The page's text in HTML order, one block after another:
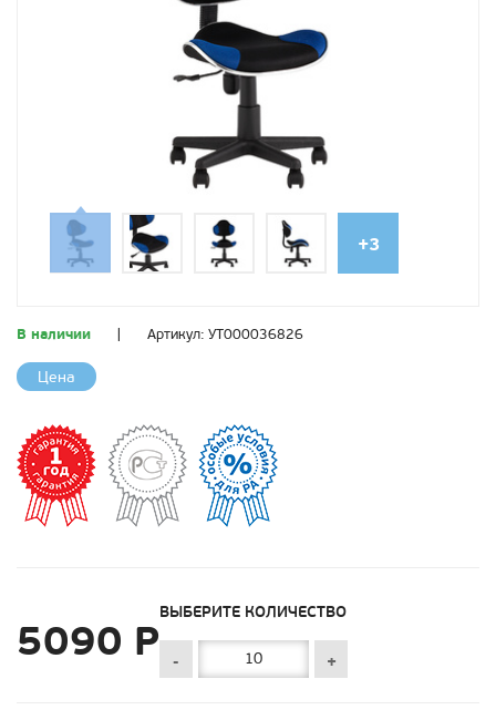
+3
В наличии Артикул: УТ000036826
Цена
5090 Р
ВЫБЕРИТЕ КОЛИЧЕСТВО
- +